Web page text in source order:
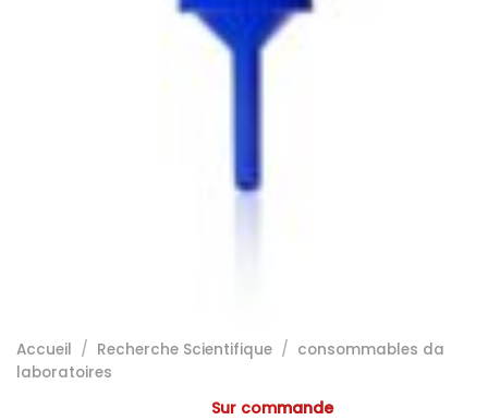
Accueil / Recherche Scientifique / consommables da
laboratoires
Sur commande